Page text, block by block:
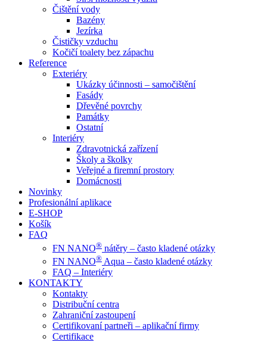
Čištění vody
Bazény
Jezírka
Čističky vzduchu
Kočičí toalety bez zápachu
Reference
Exteriéry
Ukázky účinnosti – samočištění
Fasády
Dřevěné povrchy
Památky
Ostatní
Interiéry
Zdravotnická zařízení
Školy a školky
Veřejné a firemní prostory
Domácnosti
Novinky
Profesionální aplikace
E-SHOP
Košík
FAQ
FN NANO® nátěry – často kladené otázky
FN NANO® Aqua – často kladené otázky
FAQ – Interiéry
KONTAKTY
Kontakty
Distribuční centra
Zahraniční zastoupení
Certifikovaní partneři – aplikační firmy
Certifikace